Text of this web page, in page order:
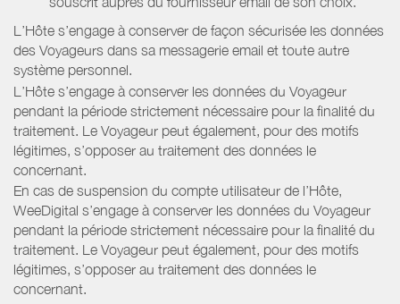
L’Hôte s’engage à conserver de façon sécurisée les données
des Voyageurs dans sa messagerie email et toute autre
système personnel.
L’Hôte s’engage à conserver les données du Voyageur
pendant la période strictement nécessaire pour la finalité du
traitement. Le Voyageur peut également, pour des motifs
légitimes, s’opposer au traitement des données le
concernant.
En cas de suspension du compte utilisateur de l’Hôte,
WeeDigital s’engage à conserver les données du Voyageur
pendant la période strictement nécessaire pour la finalité du
traitement. Le Voyageur peut également, pour des motifs
légitimes, s’opposer au traitement des données le
concernant.